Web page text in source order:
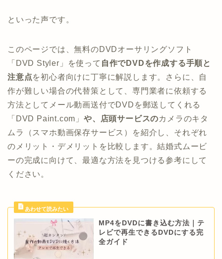
といった声です。
このページでは、無料のDVDオーサリングソフト
「DVD Styler」を使って 自作でDVDを作成する手順と
注意点を初心者向けに丁寧に解説します。さらに、自
作が難しい場合の代替策として、専門業者に依頼する
方法としてメール動画送付でDVDを郵送してくれる
「DVD Paint.com」 や、店頭サービスのカメラのキタ
ムラ（スマホ動画保存サービス）を紹介し、それぞれ
のメリット・デメリットを比較します。結婚式ムービ
ーの完成に向けて、最適な方法を見つける参考にして
ください。
MP4をDVDに書き込む方法｜テ
レビで再生できるDVDにする完
全ガイド